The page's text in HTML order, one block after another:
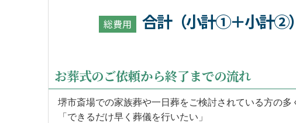
総費用 合計（小計①＋小計②）
お葬式のご依頼から終了までの流れ
堺市斎場での家族葬や一日葬をご検討されている方の多
「できるだけ早く葬儀を行いたい」